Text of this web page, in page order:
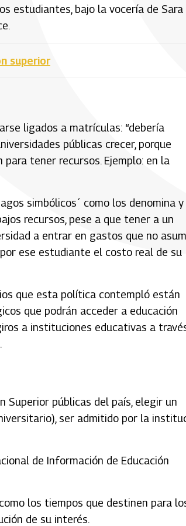
estudiantes, bajo la vocería de Sara
superior
ligados a matrículas: “debería
públicas crecer, porque
tener recursos. Ejemplo: en la
simbólicos´ como los denomina y
recursos, pese a que tener a un
a entrar en gastos que no
ese estudiante el costo real de su
que esta política contempló están
que podrán acceder a educación
a instituciones educativas a
Superior públicas del país, elegir un
ser admitido por la
de Información de Educación
los tiempos que destinen para
de su interés.